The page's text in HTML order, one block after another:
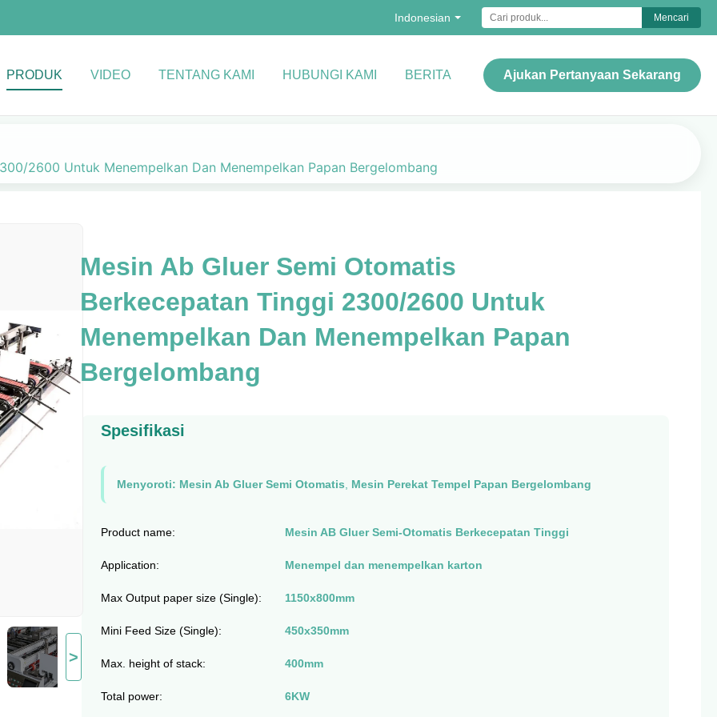
Indonesian Mencari
PRODUK VIDEO TENTANG KAMI HUBUNGI KAMI BERITA Ajukan Pertanyaan Sekarang
2600 Untuk Menempelkan Dan Menempelkan Papan Bergelombang
>
Mesin Ab Gluer Semi Otomatis
Berkecepatan Tinggi 2300/2600 Untuk
Menempelkan Dan Menempelkan Papan
Bergelombang
Spesifikasi
Menyoroti: Mesin Ab Gluer Semi Otomatis Mesin Perekat Tempel Papan Bergelombang
Product name: Mesin AB Gluer Semi-Otomatis Berkecepatan Tinggi
Application: Menempel dan menempelkan karton
Max Output paper size (Single): 1150x800mm
Mini Feed Size (Single): 450x350mm
Max. height of stack: 400mm
Total power: 6KW